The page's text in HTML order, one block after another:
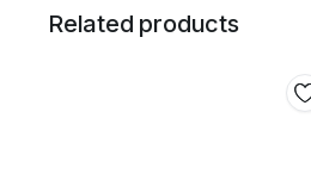
Related products